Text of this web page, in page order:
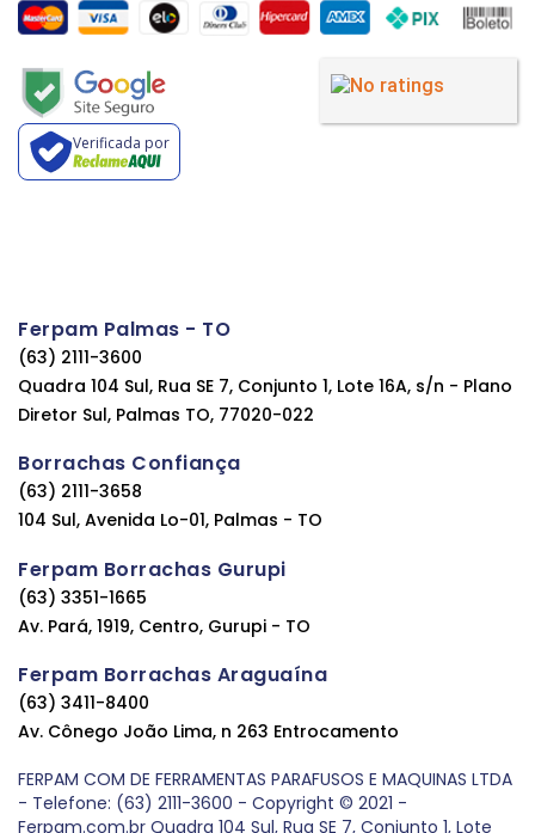
Verificada por
Ferpam Palmas - TO
(63) 2111-3600
Quadra 104 Sul, Rua SE 7, Conjunto 1, Lote 16A, s/n - Plano
Diretor Sul, Palmas TO, 77020-022
Borrachas Confiança
(63) 2111-3658
104 Sul, Avenida Lo-01, Palmas - TO
Ferpam Borrachas Gurupi
(63) 3351-1665
Av. Pará, 1919, Centro, Gurupi - TO
Ferpam Borrachas Araguaína
(63) 3411-8400
Av. Cônego João Lima, n 263 Entrocamento
FERPAM COM DE FERRAMENTAS PARAFUSOS E MAQUINAS LTDA
- Telefone: (63) 2111-3600 - Copyright © 2021 -
Ferpam.com.br Quadra 104 Sul, Rua SE 7, Conjunto 1, Lote